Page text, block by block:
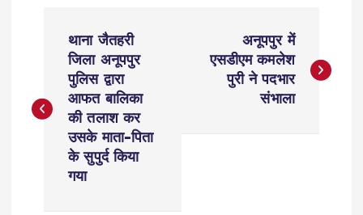
s
थाना जैतहरी
जिला अनूपपुर
पुलिस द्वारा
आफत बालिका
की तलाश कर
उसके माता-पिता
के सुपुर्द किया
गया
अनूपपुर में
एसडीएम कमलेश
पुरी ने पदभार
संभाला